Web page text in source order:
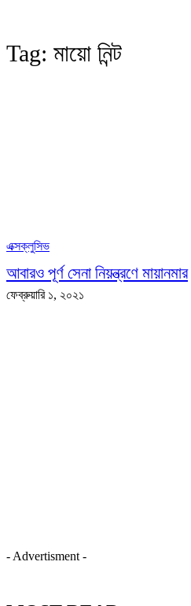
Tag: মায়ো নিন্ট
এক্সক্লুসিভ
আবারও পূর্ণ সেনা নিয়ন্ত্রণে মায়ানমার
ফেব্রুয়ারি ১, ২০২১
- Advertisment -